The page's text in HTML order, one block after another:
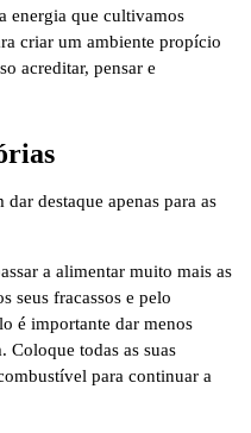
energia que cultivamos
criar um ambiente propício
acreditar, pensar e
destaque apenas para as
a alimentar muito mais as
seus fracassos e pelo
é importante dar menos
Coloque todas as suas
para continuar a